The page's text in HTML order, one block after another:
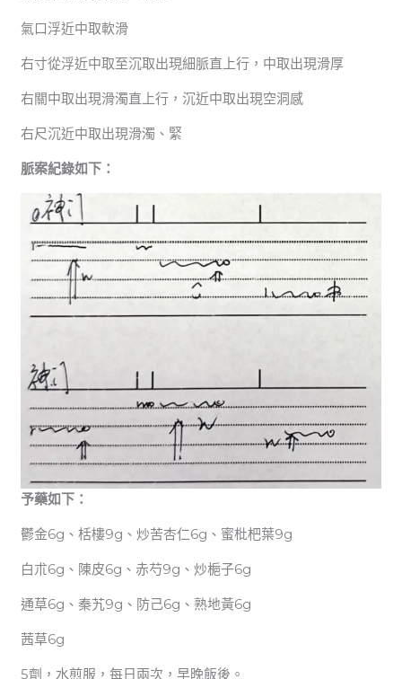
氣口浮近中取軟滑
右寸從浮近中取至沉取出現細脈直上行，中取出現滑厚
右關中取出現滑濁直上行，沉近中取出現空洞感
右尺沉近中取出現滑濁、緊
脈案紀錄如下：
予藥如下：
鬱金6g、栝樓9g、炒苦杏仁6g、蜜枇杷葉9g
白朮6g、陳皮6g、赤芍9g、炒梔子6g
通草6g、秦艽9g、防己6g、熟地黃6g
茜草6g
5劑，水煎服，每日兩次，早晚飯後。